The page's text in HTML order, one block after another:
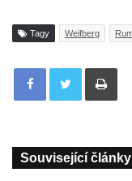
Tagy Weifberg
Související články